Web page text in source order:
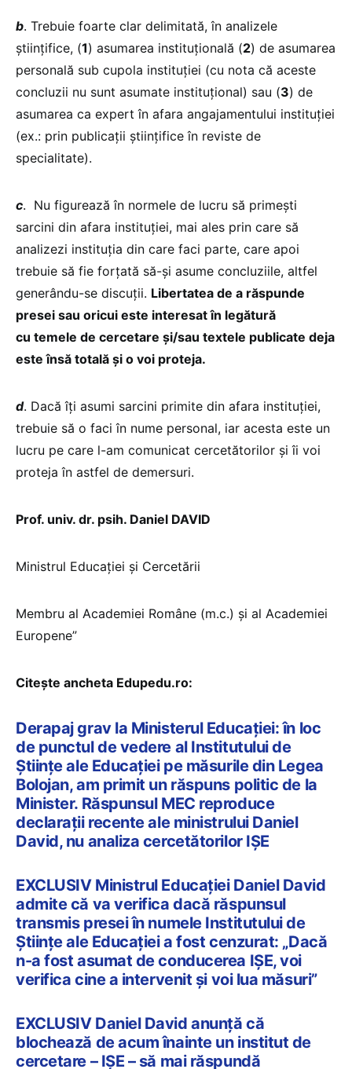
b. Trebuie foarte clar delimitată, în analizele
științifice, (1) asumarea instituțională (2) de asumarea
personală sub cupola instituției (cu nota că aceste
concluzii nu sunt asumate instituțional) sau (3) de
asumarea ca expert în afara angajamentului instituției
(ex.: prin publicații științifice în reviste de
specialitate).
c. Nu figurează în normele de lucru să primești
sarcini din afara instituției, mai ales prin care să
analizezi instituția din care faci parte, care apoi
trebuie să fie forțată să-și asume concluziile, altfel
generându-se discuții. Libertatea de a răspunde
presei sau oricui este interesat în legătură
cu temele de cercetare și/sau textele publicate deja
este însă totală și o voi proteja.
d. Dacă îți asumi sarcini primite din afara instituției,
trebuie să o faci în nume personal, iar acesta este un
lucru pe care l-am comunicat cercetătorilor și îi voi
proteja în astfel de demersuri.
Prof. univ. dr. psih. Daniel DAVID
Ministrul Educației și Cercetării
Membru al Academiei Române (m.c.) și al Academiei
Europene”
Citește ancheta Edupedu.ro:
Derapaj grav la Ministerul Educației: în loc
de punctul de vedere al Institutului de
Științe ale Educației pe măsurile din Legea
Bolojan, am primit un răspuns politic de la
Minister. Răspunsul MEC reproduce
declarații recente ale ministrului Daniel
David, nu analiza cercetătorilor IȘE
EXCLUSIV Ministrul Educației Daniel David
admite că va verifica dacă răspunsul
transmis presei în numele Institutului de
Științe ale Educației a fost cenzurat: „Dacă
n-a fost asumat de conducerea IȘE, voi
verifica cine a intervenit și voi lua măsuri”
EXCLUSIV Daniel David anunță că
blochează de acum înainte un institut de
cercetare – IȘE – să mai răspundă